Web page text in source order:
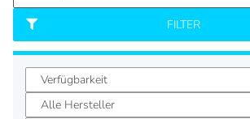
FILTER
Verfügbarkeit
Alle Hersteller